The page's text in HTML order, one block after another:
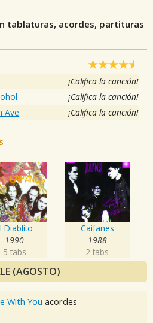
tablaturas, acordes, partituras
¡Califica la canción!
¡Califica la canción!
Ave ¡Califica la canción!
Diablito
1990
5 tabs
Caifanes
1988
2 tabs
(AGOSTO)
With You acordes